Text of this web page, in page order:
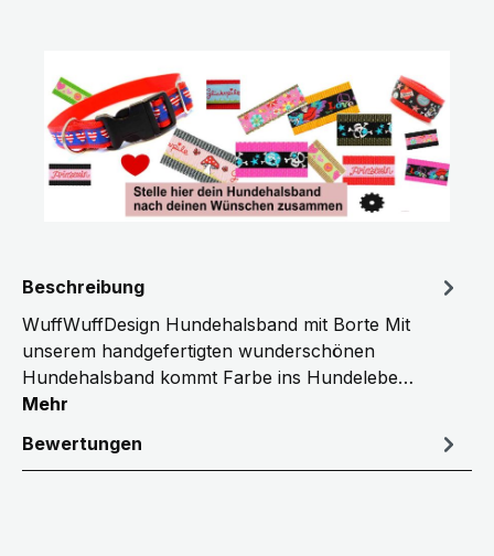
Beschreibung
WuffWuffDesign Hundehalsband mit Borte Mit
unserem handgefertigten wunderschönen
Hundehalsband kommt Farbe ins Hundelebe…
Mehr
Bewertungen